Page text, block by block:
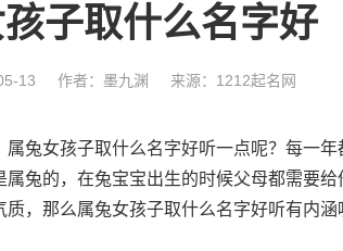
子取什么名字好
13 作者：墨九渊 来源：1212起名网
兔女孩子取什么名字好听一点呢？每一
兔的，在兔宝宝出生的时候父母都需要
，那么属兔女孩子取什么名字好听有内涵